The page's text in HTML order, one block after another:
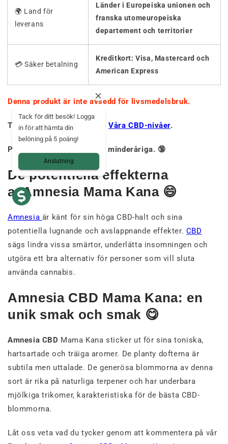
🌍 Land för
leverans
Länder i Europeiska unionen och
franska utomeuropeiska
departement och territorier
💳 Säker betalning
Kreditkort: Visa, Mastercard och
American Express
Denna produkt är inte avsedd för livsmedelsbruk.
THC-nivåer under 0,3%. ➡️Våra CBD-nivåer.
Produkten är förbjuden för minderåriga. 🔞
De potentiella effekterna
avAmnesia Mama Kana 😄
Amnesia är känt för sin höga CBD-halt och sina
potentiella lugnande och avslappnande effekter. CBD
sägs lindra vissa smärtor, underlätta insomningen och
utgöra ett bra alternativ för personer som vill sluta
använda cannabis.
Amnesia CBD Mama Kana: en
unik smak och smak 😋
Amnesia CBD Mama Kana sticker ut för sina toniska,
hartsartade och träiga aromer. De planty dofterna är
subtila men uttalade. De generösa blommorna av denna
sort är rika på naturliga terpener och har underbara
mjölkiga trikomer, karakteristiska för de bästa CBD-
blommorna.
Låt oss veta vad du tycker genom att kommentera på vår
Tack för ditt besök! Logga
in för att hämta din
belöning på 5 poäng!
Anslutning